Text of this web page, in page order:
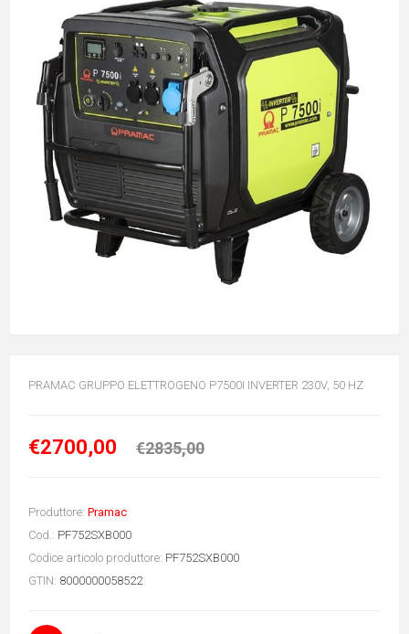
PRAMAC GRUPPO ELETTROGENO P7500I INVERTER 230V, 50 HZ
€2700,00 €2835,00
Produttore: Pramac
Cod.: PF752SXB000
Codice articolo produttore: PF752SXB000
GTIN: 8000000058522